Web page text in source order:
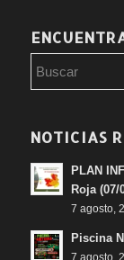
NOTICIAS
PLAN
Roja (07/
7 agosto,
Piscina
7 agosto,